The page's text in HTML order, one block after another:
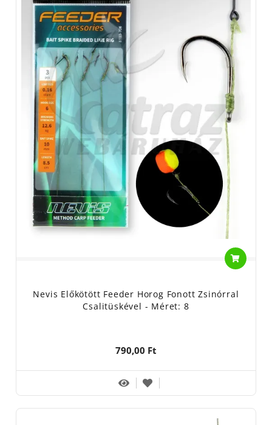
Nevis Előkötött Feeder Horog Fonott Zsinórral
Csalitüskével - Méret: 8
790,00 Ft